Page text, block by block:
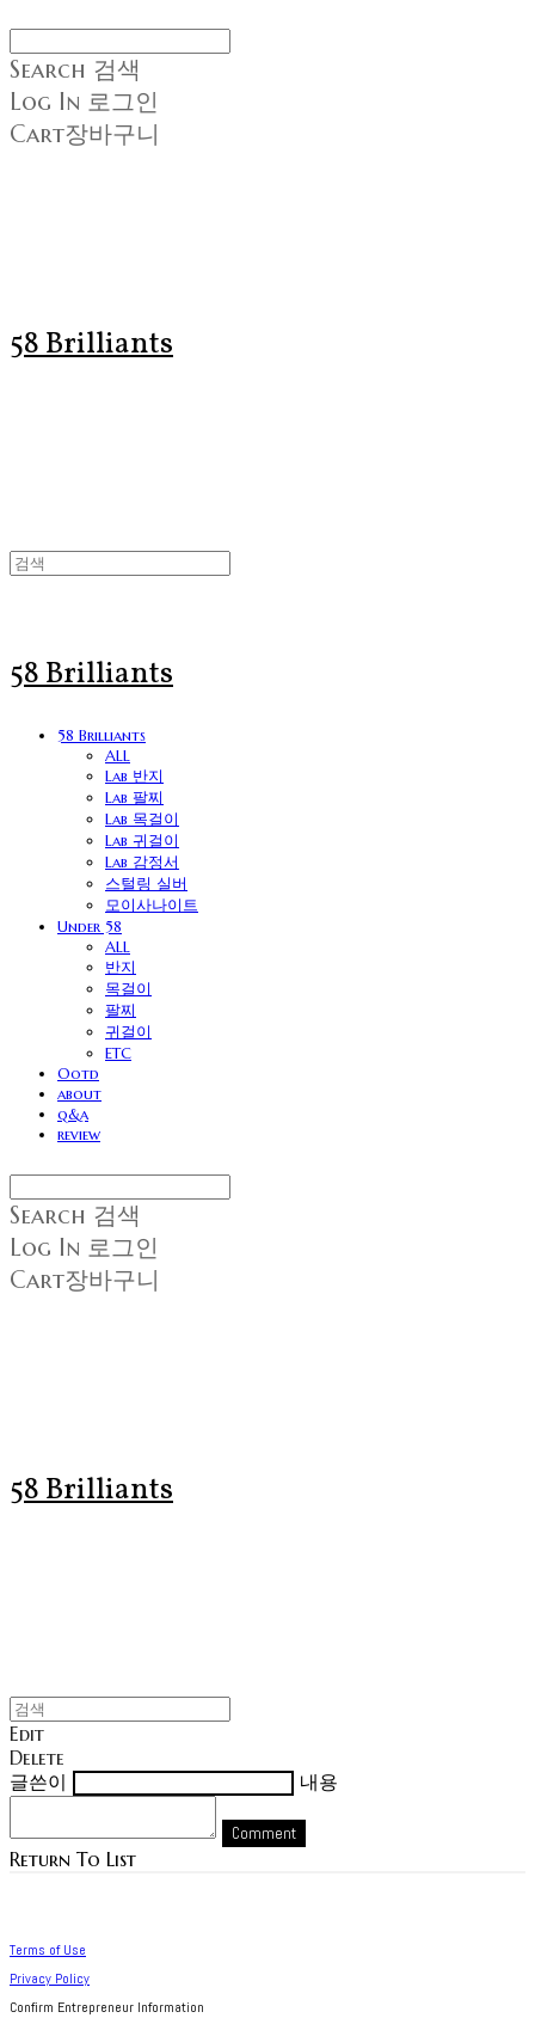
Search 검색
Log In 로그인
Cart장바구니
58 Brilliants
58 Brilliants
58 Brilliants
ALL
Lab 반지
Lab 팔찌
Lab 목걸이
Lab 귀걸이
Lab 감정서
스털링 실버
모이사나이트
Under 58
ALL
반지
목걸이
팔찌
귀걸이
ETC
Ootd
about
q&a
review
Search 검색
Log In 로그인
Cart장바구니
58 Brilliants
Edit
Delete
글쓴이
내용
Comment
Return To List
Terms of Use
Privacy Policy
Confirm Entrepreneur Information